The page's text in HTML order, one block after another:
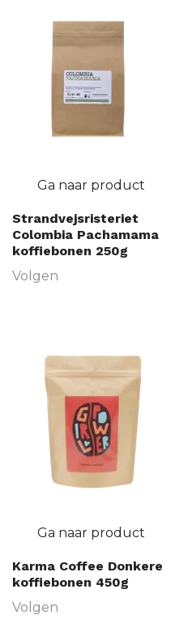
Ga naar product
Strandvejsristeriet
Colombia Pachamama
koffiebonen 250g
Volgen
Ga naar product
Karma Coffee Donkere
koffiebonen 450g
Volgen